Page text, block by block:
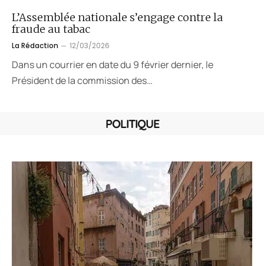
L’Assemblée nationale s’engage contre la
fraude au tabac
La Rédaction 12/03/2026
Dans un courrier en date du 9 février dernier, le
Président de la commission des…
POLITIQUE